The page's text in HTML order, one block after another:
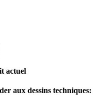
actuel
aux dessins techniques: